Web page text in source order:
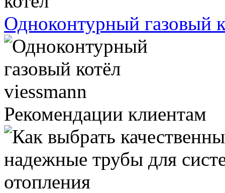
Одноконтурный газовый
Рекомендации клиентам